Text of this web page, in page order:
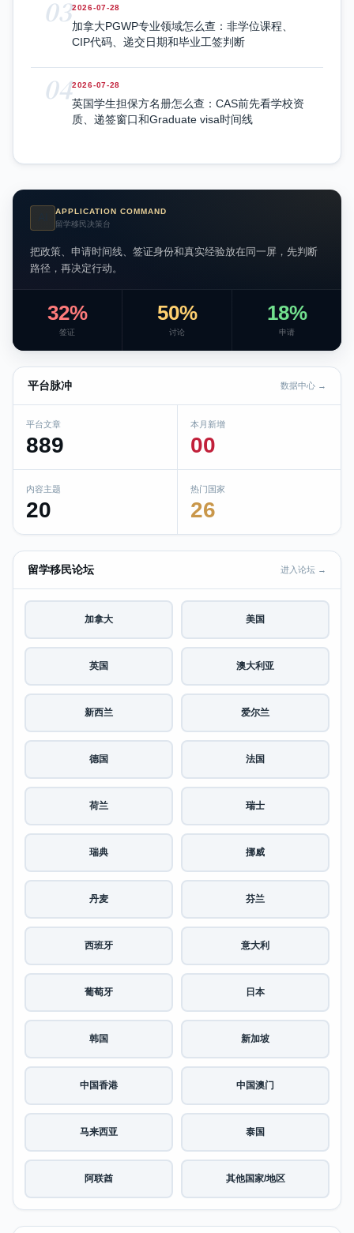
032026-07-28
加拿大PGWP专业领域怎么查：非学位课程、
CIP代码、递交日期和毕业工签判断
042026-07-28
英国学生担保方名册怎么查：CAS前先看学校资
质、递签窗口和Graduate visa时间线
APPLICATION COMMAND
留学移民决策台
把政策、申请时间线、签证身份和真实经验放在同一屏，先判断
路径，再决定行动。
32%
签证
50%
讨论
18%
申请
平台脉冲 数据中心 →
平台文章
889
本月新增
00
内容主题
20
热门国家
26
留学移民论坛 进入论坛 →
加拿大 美国
英国 澳大利亚
新西兰 爱尔兰
德国 法国
荷兰 瑞士
瑞典 挪威
丹麦 芬兰
西班牙 意大利
葡萄牙 日本
韩国 新加坡
中国香港 中国澳门
马来西亚 泰国
阿联酋 其他国家/地区